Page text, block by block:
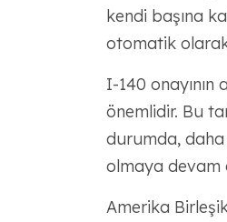
kendi başına
otomatik
I-140
önemlidir. Bu
durumda, daha
olmaya devam
Amerika